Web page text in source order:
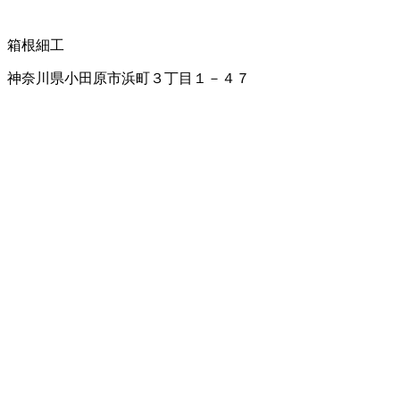
箱根細工
神奈川県小田原市浜町３丁目１－４７